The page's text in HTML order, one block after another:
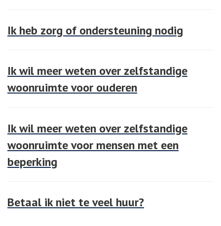
Ik heb zorg of ondersteuning nodig
Ik wil meer weten over zelfstandige
woonruimte voor ouderen
Ik wil meer weten over zelfstandige
woonruimte voor mensen met een
beperking
Betaal ik niet te veel huur?